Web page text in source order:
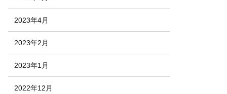
2023年4月
2023年2月
2023年1月
2022年12月